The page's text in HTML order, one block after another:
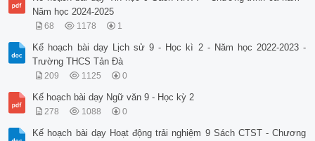
Năm học 2024-2025
68 1178 1
Kế hoạch bài dạy Lịch sử 9 - Học kì 2 - Năm học 2022-2023 -
Trường THCS Tản Đà
209 1125 0
Kế hoạch bài dạy Ngữ văn 9 - Học kỳ 2
278 1088 0
Kế hoạch bài dạy Hoạt động trải nghiệm 9 Sách CTST - Chương